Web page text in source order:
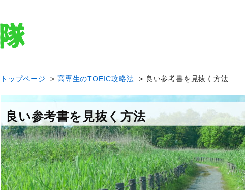
トップページ >高専生のTOEIC攻略法 > 良い参考書を見抜く方法
良い参考書を見抜く方法